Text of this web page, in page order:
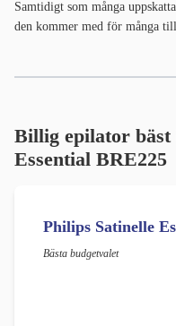
Samtidigt som många
den kommer med för många
Billig epilator bäst
Essential BRE225
Philips Satinelle
Bästa budgetvalet